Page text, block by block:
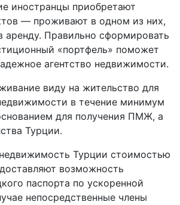
иностранцы приобретают
— проживают в одном из них,
аренду. Правильно сформировать
«портфель» поможет
агентство недвижимости.
виду на жительство для
в течение минимум
для получения ПМЖ, а
Турции.
Турции стоимостью
возможность
паспорта по ускоренной
непосредственные члены